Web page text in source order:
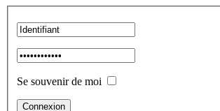
Se souvenir de moi